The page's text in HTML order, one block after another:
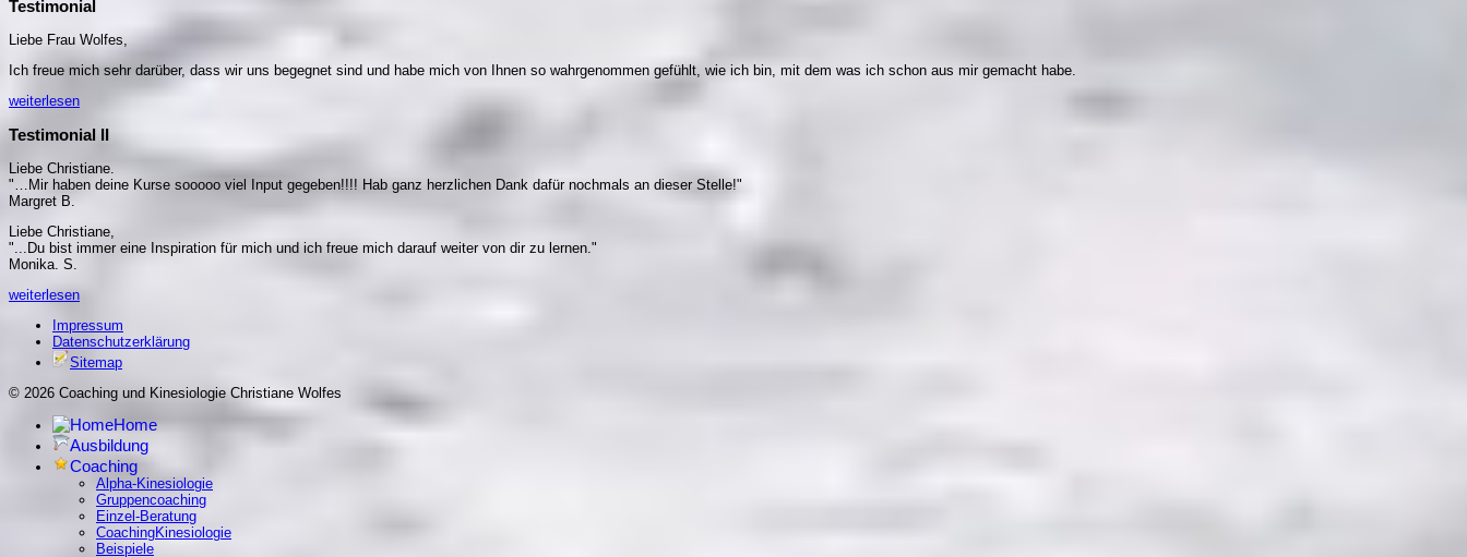
Testimonial
Liebe Frau Wolfes,
Ich freue mich sehr darüber, dass wir uns begegnet sind und habe mich von Ihnen so wahrgenommen gefühlt, wie ich bin, mit dem was ich schon aus mir gemacht habe.
weiterlesen
Testimonial II
Liebe Christiane.
"…Mir haben deine Kurse sooooo viel Input gegeben!!!! Hab ganz herzlichen Dank dafür nochmals an dieser Stelle!"
Margret B.
Liebe Christiane,
"...Du bist immer eine Inspiration für mich und ich freue mich darauf weiter von dir zu lernen."
Monika. S.
weiterlesen
Impressum
Datenschutzerklärung
Sitemap
© 2026 Coaching und Kinesiologie Christiane Wolfes
Home
Ausbildung
Coaching
Alpha-Kinesiologie
Gruppencoaching
Einzel-Beratung
CoachingKinesiologie
Beispiele